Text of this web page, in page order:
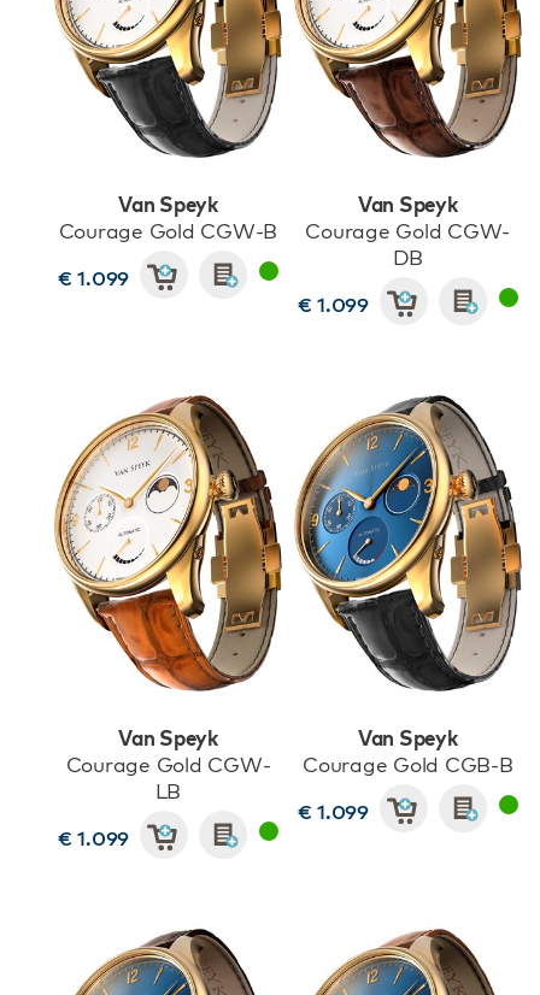
Van Speyk
Courage Gold CGW-B
€ 1.099
Van Speyk
Courage Gold CGW-
DB
€ 1.099
Van Speyk
Courage Gold CGW-
LB
€ 1.099
Van Speyk
Courage Gold CGB-B
€ 1.099